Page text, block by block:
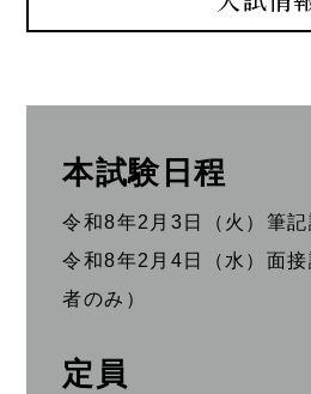
本試験日程
令和8年2月3日（火）筆記
令和8年2月4日（水）面
者のみ）
定員